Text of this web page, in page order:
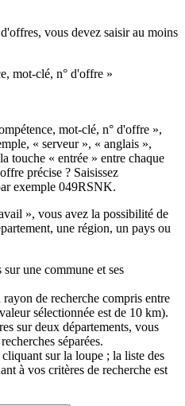
vous devez saisir au moins
mot-clé, n° d'offre »
mot-clé, n° d'offre »,
« serveur », « anglais »,
touche « entrée » entre chaque
précise ? Saisissez
exemple 049RSNK.
», vous avez la possibilité de
une région, un pays ou
une commune et ses
de recherche compris entre
sélectionnée est de 10 km).
sur deux départements, vous
séparées.
sur la loupe ; la liste des
à vos critères de recherche est